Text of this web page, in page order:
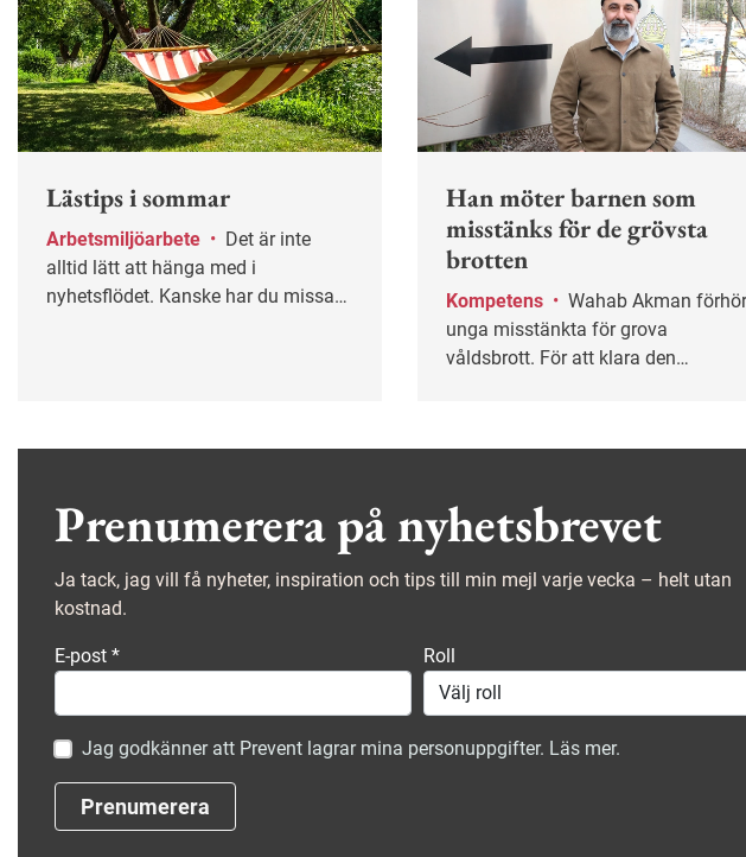
Lästips i sommar
Arbetsmiljöarbete •
alltid lätt att hänga med i
nyhetsflödet. Kanske har du missat
Han möter barnen som
misstänks för de grövsta
brotten
Kompetens •
unga misstänkta för grova
våldsbrott. För att klara den
kollegor.
Prenumerera på nyhetsbrevet
Ja tack, jag vill få nyheter, inspiration och tips till min mejl varje vecka – helt utan
kostnad.
E-post * Roll
Jag godkänner att Prevent lagrar mina personuppgifter. Läs mer.
Prenumerera